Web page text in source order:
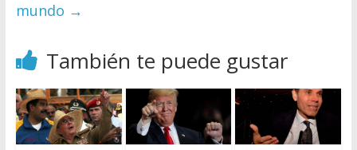
mundo →
También te puede gustar